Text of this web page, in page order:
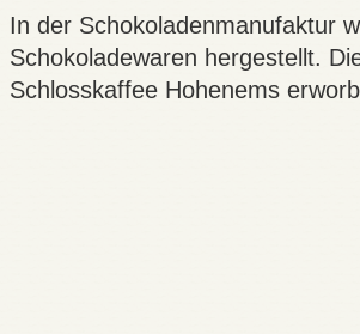
In der Schokoladenmanufaktur
Schokoladewaren hergestellt.
Schlosskaffee Hohenems